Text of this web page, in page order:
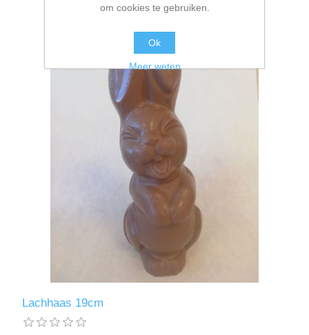
Lachhaas 19cm
om cookies te gebruiken.
Ok
Meer weten